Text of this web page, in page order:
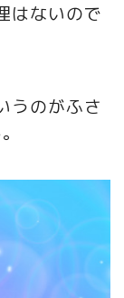
はないので
うのがふさ